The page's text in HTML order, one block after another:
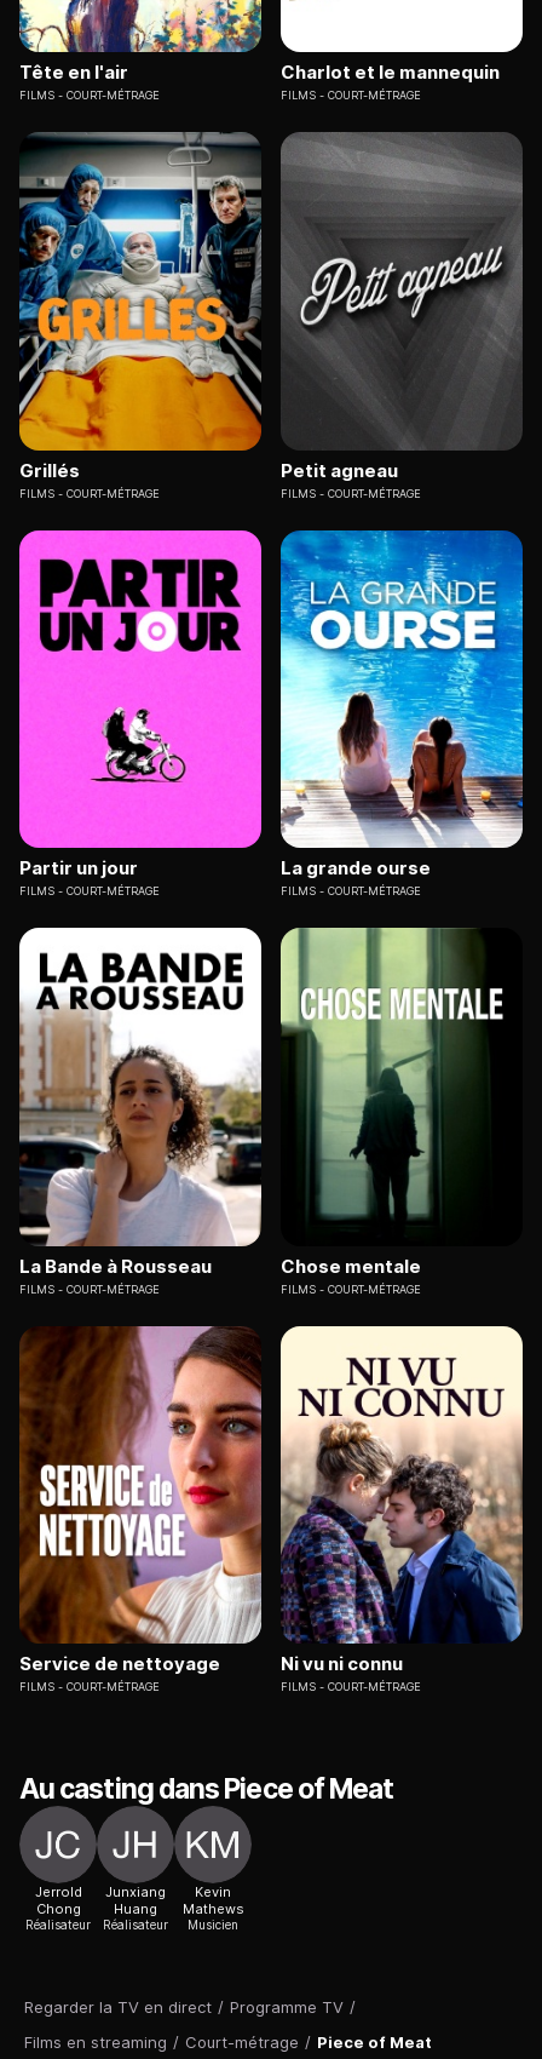
Regarder la TV en direct / Programme TV /
Films en streaming / Court-métrage / Piece of Meat
Tête en l'air
FILMS COURT-MÉTRAGE
Charlot et le mannequin
FILMS COURT-MÉTRAGE
Grillés
FILMS COURT-MÉTRAGE
Petit agneau
FILMS COURT-MÉTRAGE
Partir un jour
FILMS COURT-MÉTRAGE
La grande ourse
FILMS COURT-MÉTRAGE
La Bande à Rousseau
FILMS COURT-MÉTRAGE
Chose mentale
FILMS COURT-MÉTRAGE
Service de nettoyage
FILMS COURT-MÉTRAGE
Ni vu ni connu
FILMS COURT-MÉTRAGE
Au casting dans Piece of Meat
Jerrold
Chong
Réalisateur
Junxiang
Huang
Réalisateur
Kevin
Mathews
Musicien